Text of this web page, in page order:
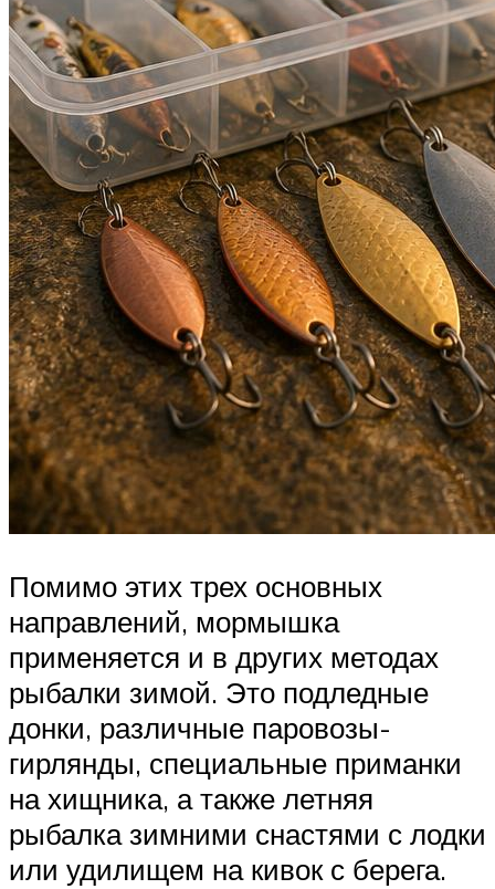
Помимо этих трех основных
направлений, мормышка
применяется и в других методах
рыбалки зимой. Это подледные
донки, различные паровозы-
гирлянды, специальные приманки
на хищника, а также летняя
рыбалка зимними снастями с лодки
или удилищем на кивок с берега.